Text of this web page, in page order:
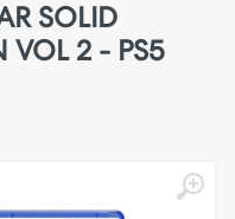
SOLID
VOL 2 - PS5